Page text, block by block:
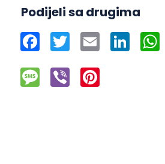
Podijeli sa drugima
Facebook
Twitter Email LinkedIn
MessageViber